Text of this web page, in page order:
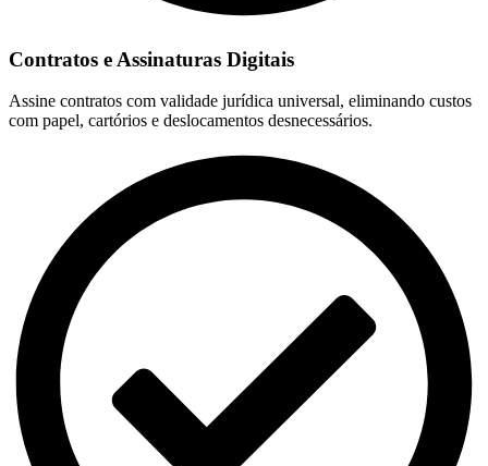
Contratos e Assinaturas Digitais
Assine contratos com validade jurídica universal, eliminando custos
com papel, cartórios e deslocamentos desnecessários.